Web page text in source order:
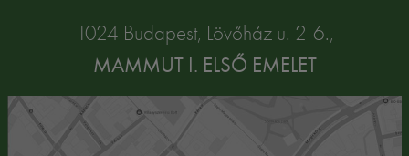
1024 Budapest, Lövőház u. 2-6.,
MAMMUT I. ELSŐ EMELET